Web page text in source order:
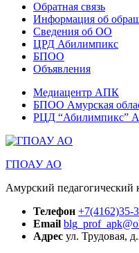
Обратная связь
Информация об
Сведения об ОО
ЦРД Абилимпикс
БПОО
Объявления
Медиацентр АПК
БПОО Амурская
РЦД “Абилимпикс”
ГПОАУ АО
Амурский педагогический
Телефон +7(4162)35-
Email
Адрес ул. Трудовая,